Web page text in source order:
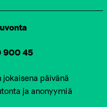
900 45
päivänä
ja anonyymiä